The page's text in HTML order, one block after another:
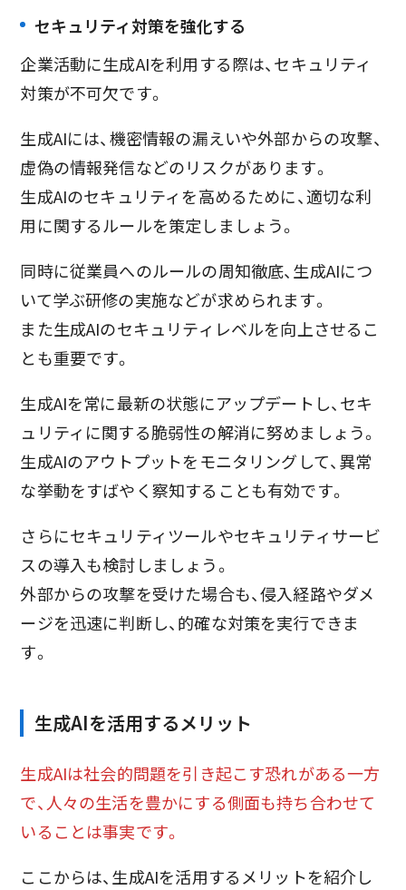
セキュリティ対策を強化する
企業活動に生成AIを利用する際は、セキュリティ
対策が不可欠です。
生成AIには、機密情報の漏えいや外部からの攻撃、
虚偽の情報発信などのリスクがあります。
生成AIのセキュリティを高めるために、適切な利
用に関するルールを策定しましょう。
同時に従業員へのルールの周知徹底、生成AIにつ
いて学ぶ研修の実施などが求められます。
また生成AIのセキュリティレベルを向上させるこ
とも重要です。
生成AIを常に最新の状態にアップデートし、セキ
ュリティに関する脆弱性の解消に努めましょう。
生成AIのアウトプットをモニタリングして、異常
な挙動をすばやく察知することも有効です。
さらにセキュリティツールやセキュリティサービ
スの導入も検討しましょう。
外部からの攻撃を受けた場合も、侵入経路やダメ
ージを迅速に判断し、的確な対策を実行できま
す。
生成AIを活用するメリット
生成AIは社会的問題を引き起こす恐れがある一方
で、人々の生活を豊かにする側面も持ち合わせて
いることは事実です。
ここからは、生成AIを活用するメリットを紹介し